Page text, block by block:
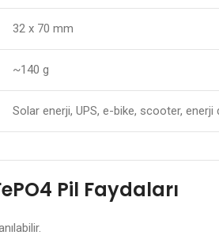
32 x 70 mm
~140 g
Solar enerji, UPS, e-bike, scooter,
Pil Faydaları